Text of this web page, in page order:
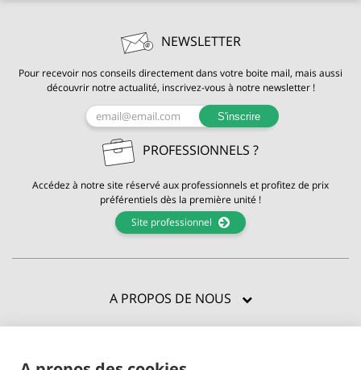
NEWSLETTER
Pour recevoir nos conseils directement dans votre boite mail, mais aussi
découvrir notre actualité, inscrivez-vous à notre newsletter !
S'inscrire
PROFESSIONNELS ?
Accédez à notre site réservé aux professionnels et profitez de prix
préférentiels dès la première unité !
Site professionnel
A PROPOS DE NOUS